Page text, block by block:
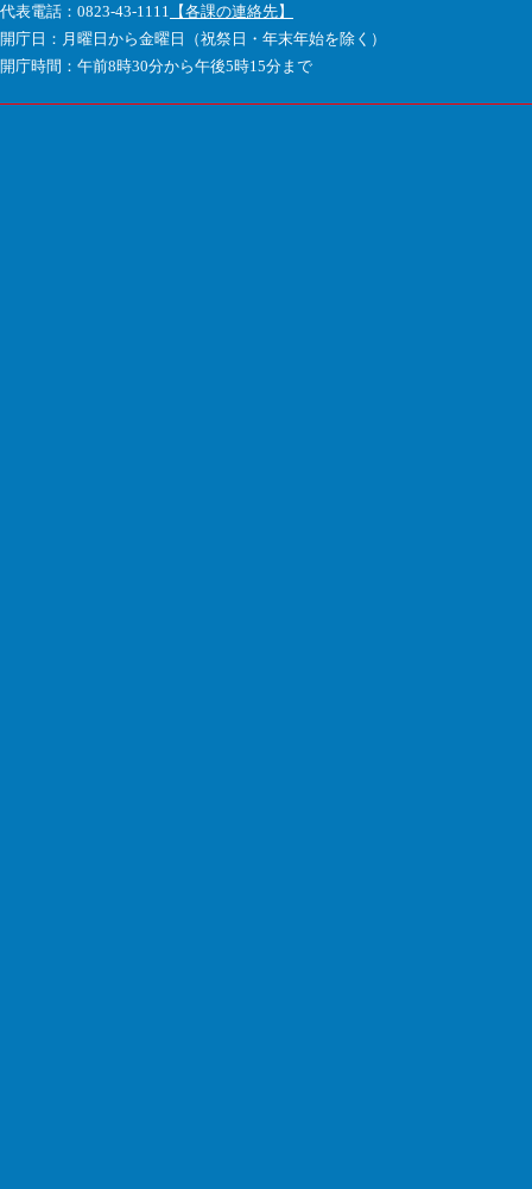
代表電話：0823-43-1111 【各課の連絡先】
開庁日：月曜日から金曜日（祝祭日・年末年始を除く）
開庁時間：午前8時30分から午後5時15分まで